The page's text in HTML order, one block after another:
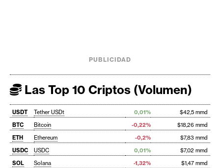
PUBLICIDAD
Las Top 10 Criptos (Volumen)
USDT Tether USDt 0,01%
$42,5 mmd
BTC
Bitcoin -0,22%
$18,26 mmd
ETH
Ethereum -0,2%
$7,83 mmd
USDC
USDC 0,01%
$7,02 mmd
SOL
Solana -1,32%
$1,47 mmd